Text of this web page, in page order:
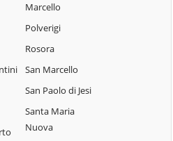
Marcello
Polverigi
Rosora
San Marcello
San Paolo di Jesi
Santa Maria
Nuova